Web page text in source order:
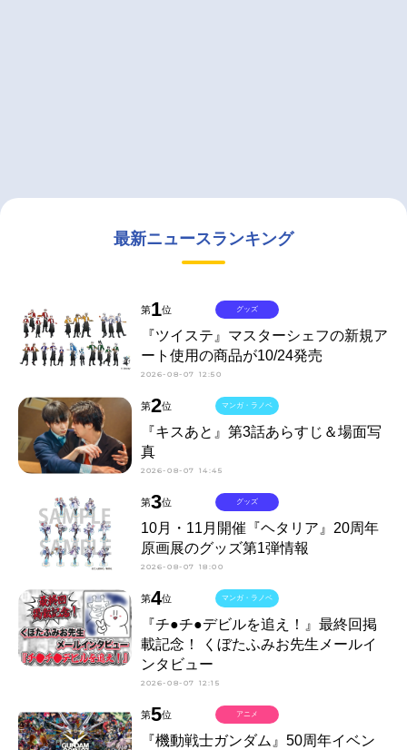
最新ニュースランキング
第1位
『ツイステ』マスターシェフの新規ア
ート使用の商品が10/24発売
2026-08-07 12:50
グッズ
第2位
『キスあと』第3話あらすじ＆場面写
真
2026-08-07 14:45
マンガ・ラノベ
第3位
10月・11月開催『ヘタリア』20周年
原画展のグッズ第1弾情報
2026-08-07 18:00
グッズ
第4位
『チ●チ●デビルを追え！』最終回掲
載記念！ くぼたふみお先生メールイ
ンタビュー
2026-08-07 12:15
マンガ・ラノベ
第5位
『機動戦士ガンダム』50周年イベン
アニメ